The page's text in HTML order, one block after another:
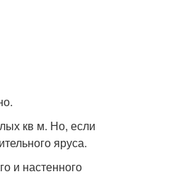
кв м. Но, если
яруса.
и настенного